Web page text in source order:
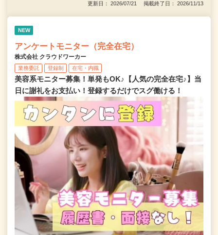
更新日： 2026/07/21 掲載終了日： 2026/11/13
NEW
アンケートモニター（完全在宅）
株式会社 クラウドワーカー
業務委託 登録制 在宅・内職
美容系モニター募集！単発もOK♪【人気の完全在宅♪】当
日に謝礼をお支払い！登録するだけでスグ働ける！